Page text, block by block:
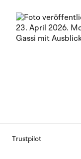
Trustpilot